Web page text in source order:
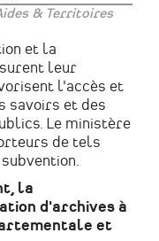
& Territoires
et la
leur
l'accès et
savoirs et des
Le ministère
de tels
la
d'archives à
et